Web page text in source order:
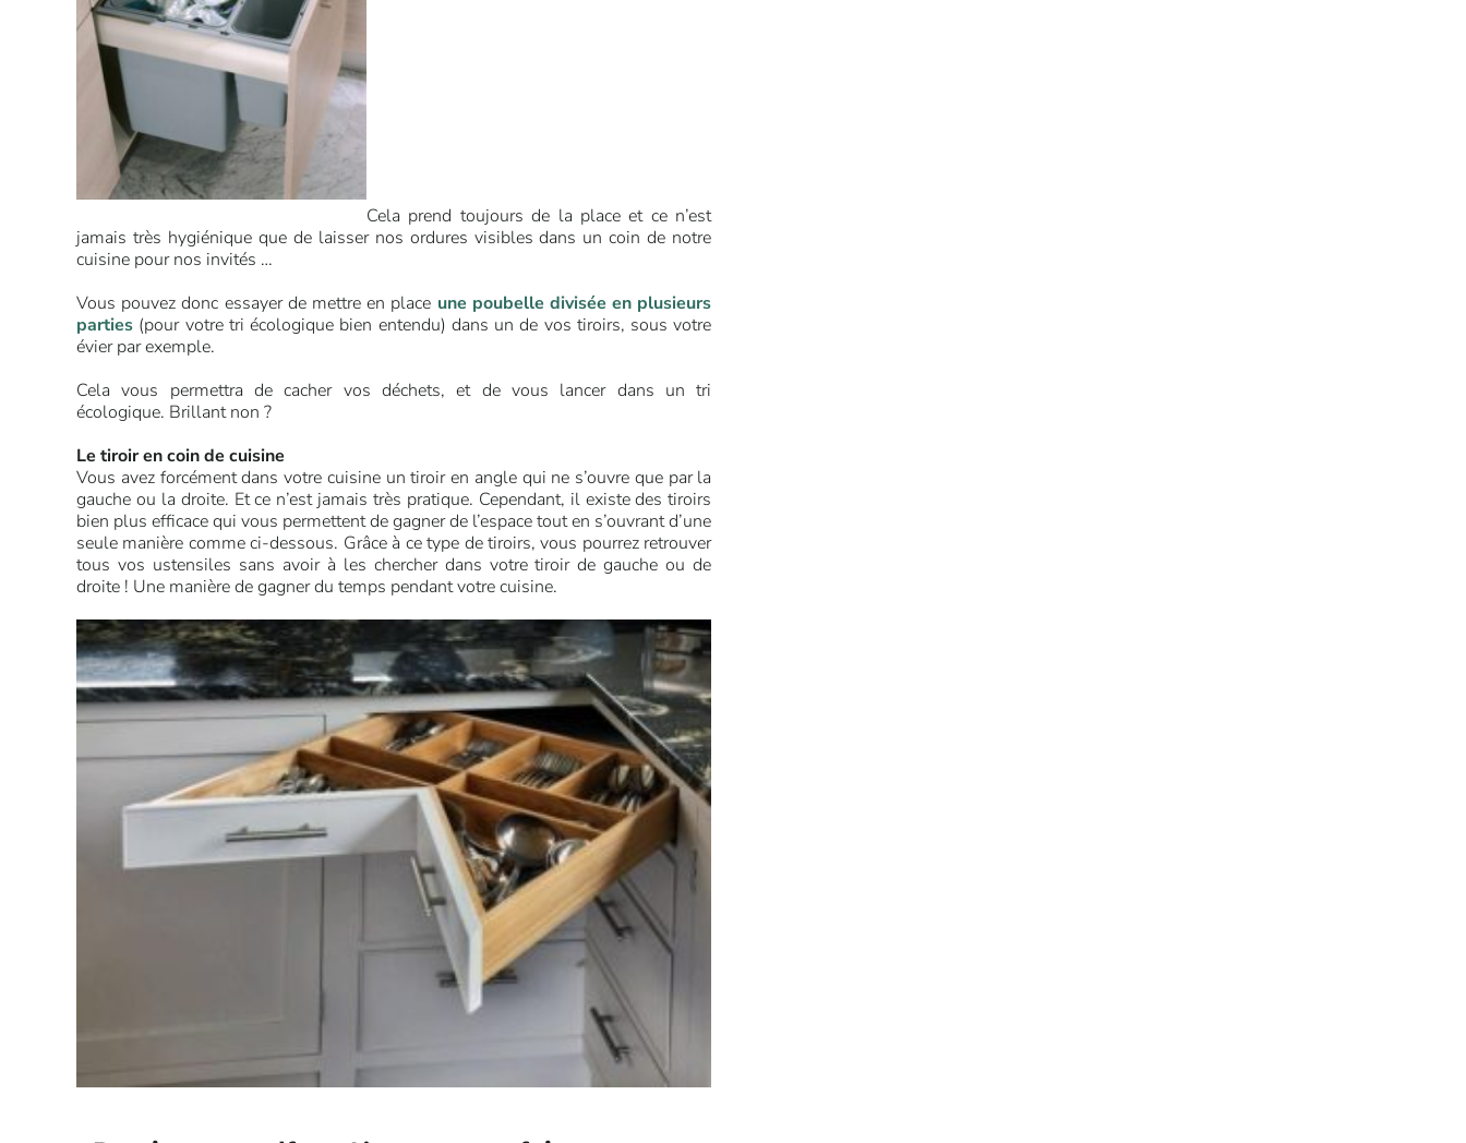
Cela prend toujours de la place et ce n’est
jamais très hygiénique que de laisser nos ordures visibles dans un coin de notre
cuisine pour nos invités …
Vous pouvez donc essayer de mettre en place une poubelle divisée en plusieurs
parties (pour votre tri écologique bien entendu) dans un de vos tiroirs, sous votre
évier par exemple.
Cela vous permettra de cacher vos déchets, et de vous lancer dans un tri
écologique. Brillant non ?
Le tiroir en coin de cuisine
Vous avez forcément dans votre cuisine un tiroir en angle qui ne s’ouvre que par la
gauche ou la droite. Et ce n’est jamais très pratique. Cependant, il existe des tiroirs
bien plus efficace qui vous permettent de gagner de l’espace tout en s’ouvrant d’une
seule manière comme ci-dessous. Grâce à ce type de tiroirs, vous pourrez retrouver
tous vos ustensiles sans avoir à les chercher dans votre tiroir de gauche ou de
droite ! Une manière de gagner du temps pendant votre cuisine.